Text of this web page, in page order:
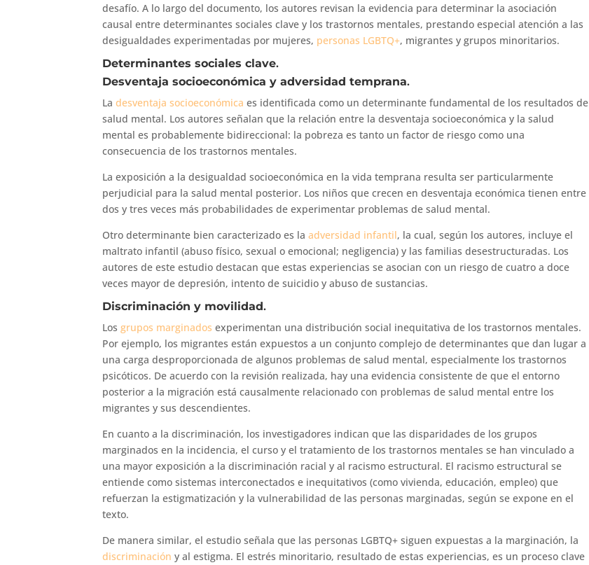
desafío. A lo largo del documento, los autores revisan la evidencia para determinar la asociación
causal entre determinantes sociales clave y los trastornos mentales, prestando especial atención a las
desigualdades experimentadas por mujeres, personas LGBTQ+, migrantes y grupos minoritarios.
Determinantes sociales clave.
Desventaja socioeconómica y adversidad temprana.
Ladesventaja socioeconómica es identificada como un determinante fundamental de los resultados de
salud mental. Los autores señalan que la relación entre la desventaja socioeconómica y la salud
mental es probablemente bidireccional: la pobreza es tanto un factor de riesgo como una
consecuencia de los trastornos mentales.
La exposición a la desigualdad socioeconómica en la vida temprana resulta ser particularmente
perjudicial para la salud mental posterior. Los niños que crecen en desventaja económica tienen entre
dos y tres veces más probabilidades de experimentar problemas de salud mental.
Otro determinante bien caracterizado es laadversidad infantil, la cual, según los autores, incluye el
maltrato infantil (abuso físico, sexual o emocional; negligencia) y las familias desestructuradas. Los
autores de este estudio destacan que estas experiencias se asocian con un riesgo de cuatro a doce
veces mayor de depresión, intento de suicidio y abuso de sustancias.
Discriminación y movilidad.
Losgrupos marginados experimentan una distribución social inequitativa de los trastornos mentales.
Por ejemplo, los migrantes están expuestos a un conjunto complejo de determinantes que dan lugar a
una carga desproporcionada de algunos problemas de salud mental, especialmente los trastornos
psicóticos. De acuerdo con la revisión realizada, hay una evidencia consistente de que el entorno
posterior a la migración está causalmente relacionado con problemas de salud mental entre los
migrantes y sus descendientes.
En cuanto a la discriminación, los investigadores indican que las disparidades de los grupos
marginados en la incidencia, el curso y el tratamiento de los trastornos mentales se han vinculado a
una mayor exposición a la discriminación racial y al racismo estructural. El racismo estructural se
entiende como sistemas interconectados e inequitativos (como vivienda, educación, empleo) que
refuerzan la estigmatización y la vulnerabilidad de las personas marginadas, según se expone en el
texto.
De manera similar, el estudio señala que las personas LGBTQ+ siguen expuestas a la marginación, la
discriminación y al estigma. El estrés minoritario, resultado de estas experiencias, es un proceso clave